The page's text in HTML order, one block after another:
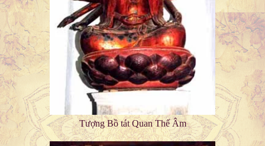
Tượng Bồ tát Quan Thế Âm